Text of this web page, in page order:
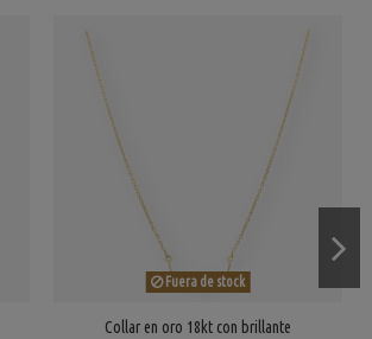
Fuera de stock
Collar en oro 18kt con brillante